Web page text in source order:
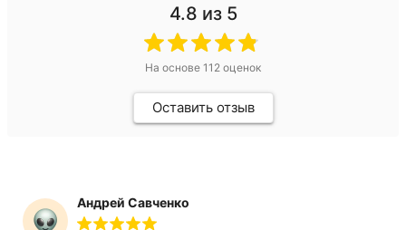
4.8 из 5
На основе 112 оценок
Оставить отзыв
Андрей Савченко